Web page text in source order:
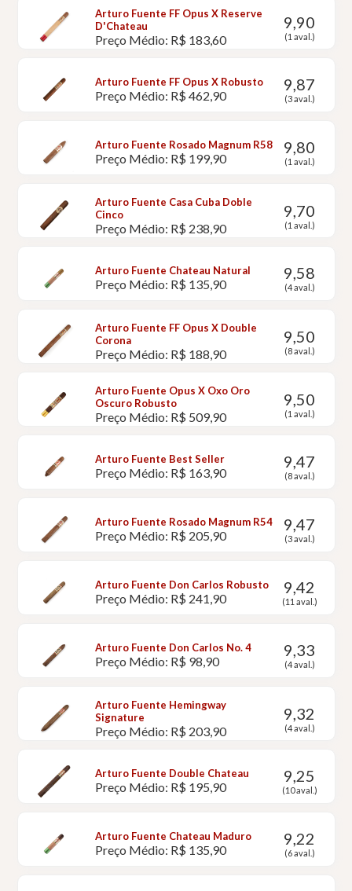
Arturo Fuente FF Opus X Reserve
D'Chateau
Preço Médio: R$ 183,60
9,90
(1 aval.)
Arturo Fuente FF Opus X Robusto
Preço Médio: R$ 462,90
9,87
(3 aval.)
Arturo Fuente Rosado Magnum R58
Preço Médio: R$ 199,90
9,80
(1 aval.)
Arturo Fuente Casa Cuba Doble
Cinco
Preço Médio: R$ 238,90
9,70
(1 aval.)
Arturo Fuente Chateau Natural
Preço Médio: R$ 135,90
9,58
(4 aval.)
Arturo Fuente FF Opus X Double
Corona
Preço Médio: R$ 188,90
9,50
(8 aval.)
Arturo Fuente Opus X Oxo Oro
Oscuro Robusto
Preço Médio: R$ 509,90
9,50
(1 aval.)
Arturo Fuente Best Seller
Preço Médio: R$ 163,90
9,47
(8 aval.)
Arturo Fuente Rosado Magnum R54
Preço Médio: R$ 205,90
9,47
(3 aval.)
Arturo Fuente Don Carlos Robusto
Preço Médio: R$ 241,90
9,42
(11 aval.)
Arturo Fuente Don Carlos No. 4
Preço Médio: R$ 98,90
9,33
(4 aval.)
Arturo Fuente Hemingway
Signature
Preço Médio: R$ 203,90
9,32
(4 aval.)
Arturo Fuente Double Chateau
Preço Médio: R$ 195,90
9,25
(10 aval.)
Arturo Fuente Chateau Maduro
Preço Médio: R$ 135,90
9,22
(6 aval.)